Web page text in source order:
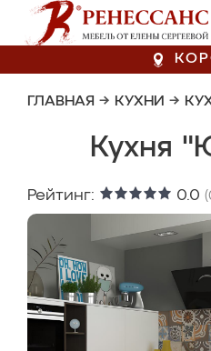
ГЛАВНАЯ → КУХНИ →
Кухня
Рейтинг: 0.0 (